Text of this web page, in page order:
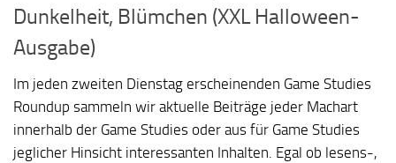
Dunkelheit, Blümchen (XXL Halloween-
Ausgabe)
Im jeden zweiten Dienstag erscheinenden Game Studies
Roundup sammeln wir aktuelle Beiträge jeder Machart
innerhalb der Game Studies oder aus für Game Studies
jeglicher Hinsicht interessanten Inhalten. Egal ob lesens-,